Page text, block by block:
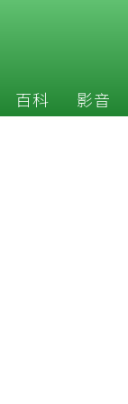
百科 影音